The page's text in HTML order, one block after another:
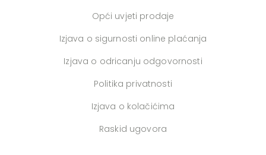
Opći uvjeti prodaje
Izjava o sigurnosti online plaćanja
Izjava o odricanju odgovornosti
Politika privatnosti
Izjava o kolačićima
Raskid ugovora